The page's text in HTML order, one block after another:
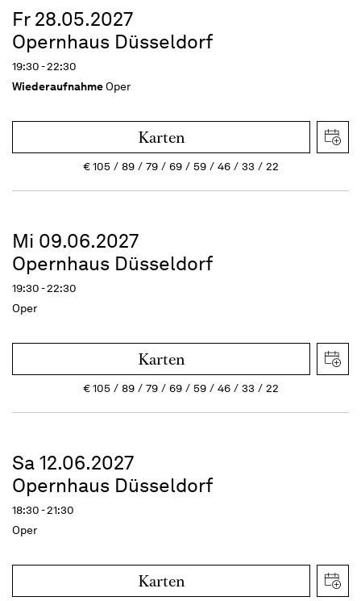
Fr 28.05.2027
Opernhaus Düsseldorf
19:30 - 22:30
WiederaufnahmeOper
Karten
€105 89 79 69 59 46 33 22
Mi 09.06.2027
Opernhaus Düsseldorf
19:30 - 22:30
Oper
Karten
€105 89 79 69 59 46 33 22
Sa 12.06.2027
Opernhaus Düsseldorf
18:30 - 21:30
Oper
Karten